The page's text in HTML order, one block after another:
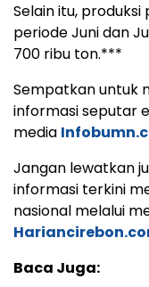
Selain itu,
periode Juni dan
700 ribu ton.***
Sempatkan untuk
informasi seputar
media
Jangan lewatkan
informasi terkini
nasional melalui
Baca Juga: